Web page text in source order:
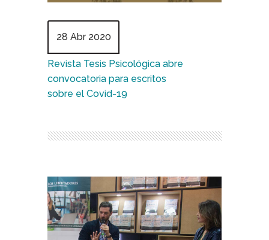
28 Abr 2020
Revista Tesis Psicológica abre
convocatoria para escritos
sobre el Covid-19